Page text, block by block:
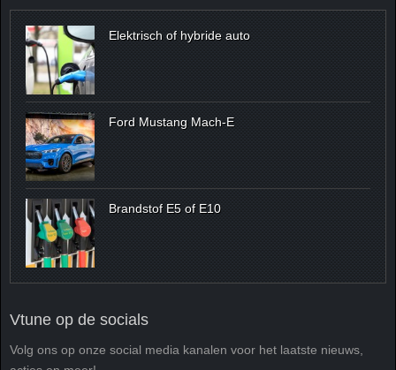
Elektrisch of hybride auto
Ford Mustang Mach-E
Brandstof E5 of E10
Vtune op de socials
Volg ons op onze social media kanalen voor het laatste nieuws,